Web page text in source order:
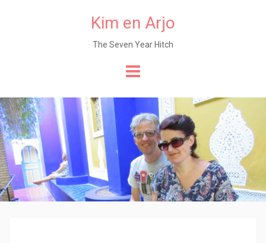
Kim en Arjo
The Seven Year Hitch
de
content